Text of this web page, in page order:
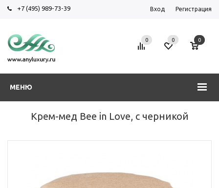
+7 (495) 989-73-39 Вход Регистрация
МЕНЮ
0 0 0
Крем-мед Bee in Love, с черникой